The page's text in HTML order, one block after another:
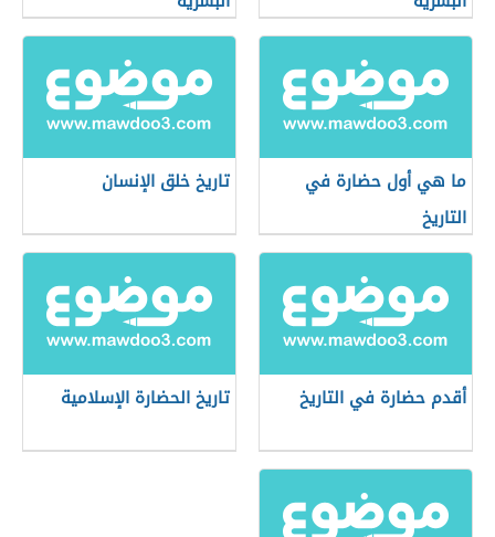
ما هي أول حضارة في
التاريخ
تاريخ خلق الإنسان
أقدم حضارة في التاريخ تاريخ الحضارة الإسلامية